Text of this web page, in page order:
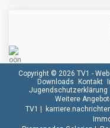
Copyright © 2026 TV1 -
Downloads
Kontakt
Jugendschutzerklärung
Weitere
TV1